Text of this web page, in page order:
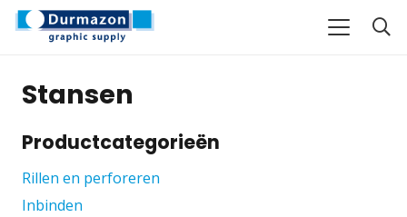
Stansen
Productcategorieën
Rillen en perforeren
Inbinden